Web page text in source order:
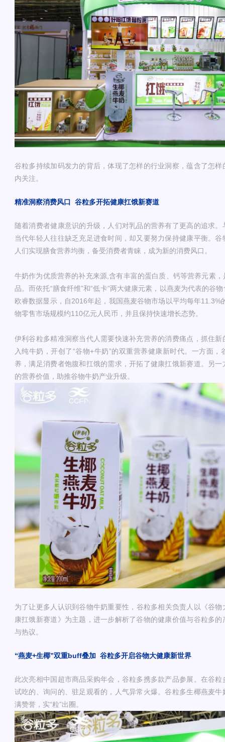
谷粒多持续加码发力的背后，体现了怎样的行业洞察，蕴含了怎
内关注。
精准洞察消费风口 谷粒多开拓健康扛饿新赛道
随着消费者健康意识的升级，人们对乳品的营养有了更高的追求
当代年轻人往往缺乏充足进食时间，却又要努力保持健康平衡。
人们实现膳食营养均衡，备受消费者青睐，成为新的消费风口。
牛奶作为优质营养的补充来源,含有丰富的蛋白质、钙等营养元素
品。而依托“膳食纤维”和“低卡”两大健康元素，以燕麦为代表的谷
欧睿数据显示，自2016年起，我国燕麦谷物市场以平均每年
物零售市场规模约110亿元人民币，并且保持快速增长态势。
伊利谷粒多精准洞察当代人需要快速补充营养的消费痛点，抓住
入纯牛奶，开创了“谷物+牛奶”的双重营养健康新时代。一方面
养，满足消费者饱腹和扛饿的需求，开拓了健康扛饿新赛道。另
的营养价值，助推谷物牛奶产业升级。
为了让更多人认识到谷物牛奶重要性，谷粒多相关负责人以《谷
康扛饿新赛道》为主题，进一步解析了谷物的健康价值与谷粒多
与热议。
“燕麦+生椰”双重buff叠加 谷粒多开启谷物大健康新世界
此次亮相中国超市商品采购年会，谷粒多携多款产品参展。在谷
试吃的、询问的、驻足观看的，人气异常火爆。谷粒多生椰燕麦
满赞誉，实“粒”出圈。